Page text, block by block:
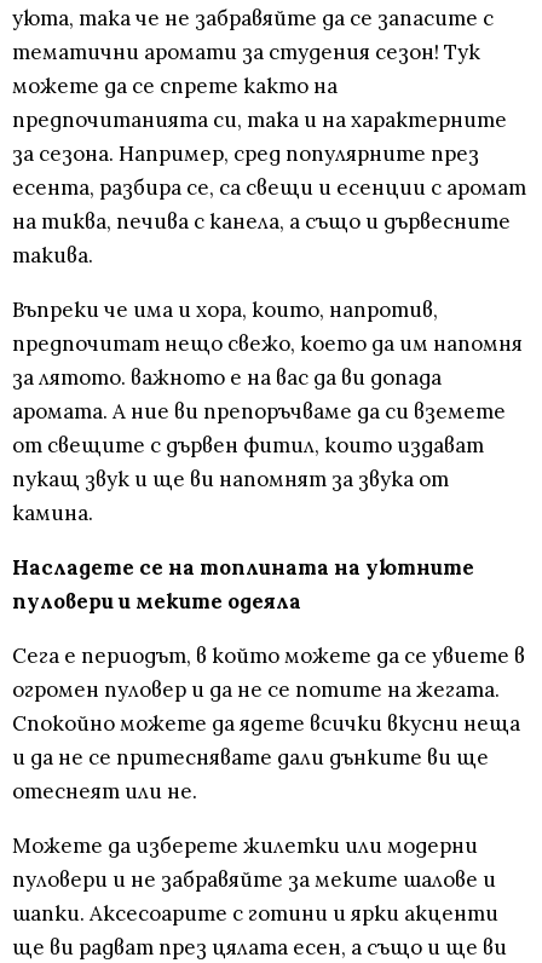
уюта, така че не забравяйте да се запасите с
тематични аромати за студения сезон! Тук
можете да се спрете както на
предпочитанията си, така и на характерните
за сезона. Например, сред популярните през
есента, разбира се, са свещи и есенции с аромат
на тиква, печива с канела, а също и дървесните
такива.
Въпреки че има и хора, които, напротив,
предпочитат нещо свежо, което да им напомня
за лятото. важното е на вас да ви допада
аромата. А ние ви препоръчваме да си вземете
от свещите с дървен фитил, които издават
пукащ звук и ще ви напомнят за звука от
камина.
Насладете се на топлината на уютните
пуловери и меките одеяла
Сега е периодът, в който можете да се увиете в
огромен пуловер и да не се потите на жегата.
Спокойно можете да ядете всички вкусни неща
и да не се притеснявате дали дънките ви ще
отеснеят или не.
Можете да изберете жилетки или модерни
пуловери и не забравяйте за меките шалове и
шапки. Аксесоарите с готини и ярки акценти
ще ви радват през цялата есен, а също и ще ви